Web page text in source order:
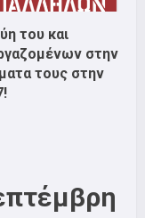
του και
στην
τους στην